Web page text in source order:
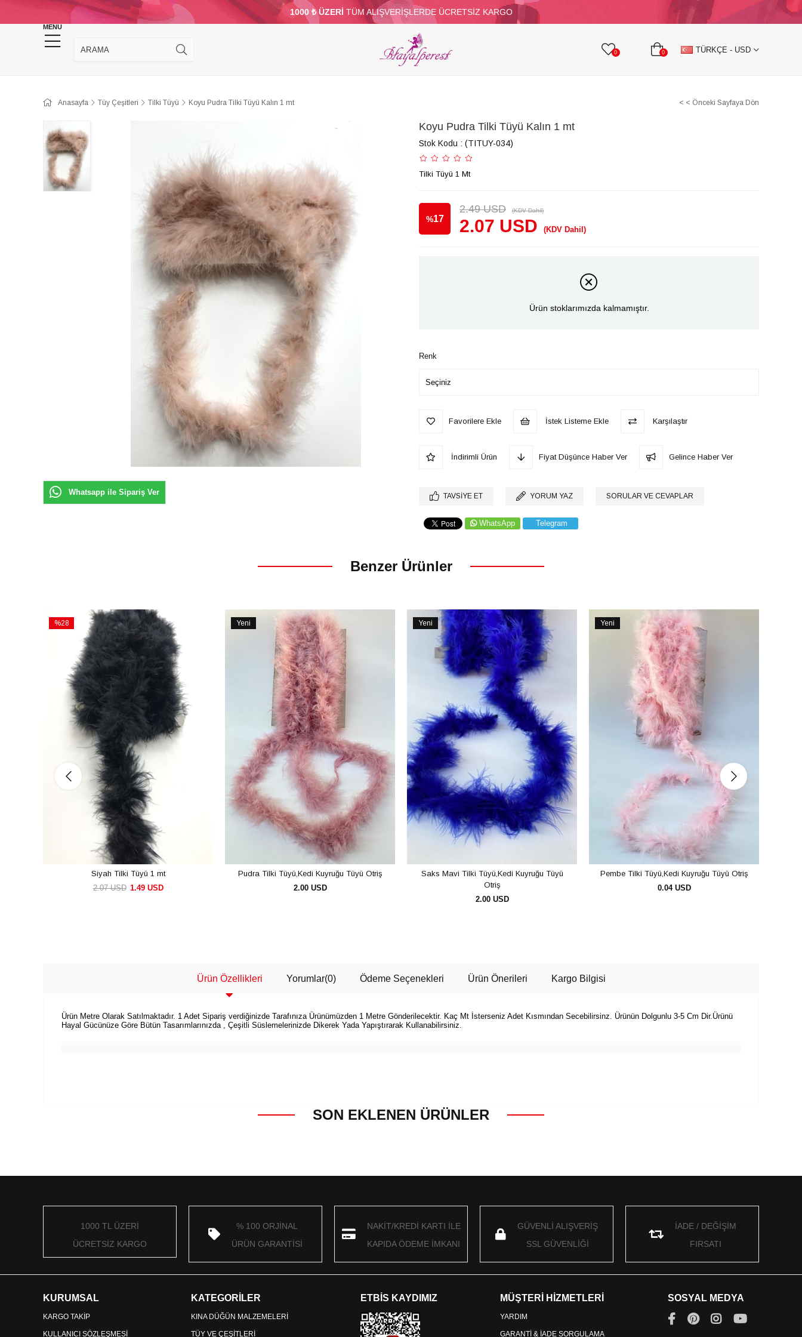
1000 ₺ ÜZERİ TÜM ALIŞVERİŞLERDE ÜCRETSİZ KARGO
MENU
0 0 TÜRKÇE - USD
KINA DÜĞÜN MALZEMELERİ TAKI MALZEMELERİ PARTİ VE SÜS MALZEMELERİ TÜY BONCUKLAR TAŞLI TEKSTİL AKSESUARLARI
TOPTAN DİĞER
Anasayfa Tüy Çeşitleri Tilki Tüyü Koyu Pudra Tilki Tüyü Kalın 1 mt < < Önceki Sayfaya Dön
Whatsapp ile Sipariş Ver
Koyu Pudra Tilki Tüyü Kalın 1 mt
Stok Kodu (TITUY-034)
Tilki Tüyü 1 Mt
%17
2.49 USD (KDV Dahil)
2.07 USD (KDV Dahil)
Ürün stoklarımızda kalmamıştır.
Renk
Favorilere Ekle İstek Listeme Ekle Karşılaştır
İndirimli Ürün Fiyat Düşünce Haber Ver Gelince Haber Ver
TAVSIYE ET YORUM YAZ SORULAR VE CEVAPLAR
WhatsApp Telegram
Benzer Ürünler
%28
%28İndirim
Siyah Tilki Tüyü 1 mt
1.49 USD
2.07 USD
Yeni
Pudra Tilki Tüyü,Kedi Kuyruğu Tüyü Otriş
2.00 USD
Yeni
Saks Mavi Tilki Tüyü,Kedi Kuyruğu Tüyü
Otriş
2.00 USD
Yeni
Pembe Tilki Tüyü,Kedi Kuyruğu Tüyü Otriş
0.04 USD
Ürün Özellikleri Yorumlar(0) Ödeme Seçenekleri Ürün Önerileri Kargo Bilgisi
Ürün Metre Olarak Satılmaktadır. 1 Adet Sipariş verdiğinizde Tarafınıza Ürünümüzden 1 Metre Gönderilecektir. Kaç Mt İsterseniz Adet Kısmından Secebilirsinz. Ürünün Dolgunlu 3-5 Cm Dir.Ürünü
Hayal Gücünüze Göre Bütün Tasarımlarınızda , Çeşitli Süslemelerinizde Dikerek Yada Yapıştırarak Kullanabilirsiniz.
SON EKLENEN ÜRÜNLER
1000 TL ÜZERİ
ÜCRETSİZ KARGO
% 100 ORJİNAL
ÜRÜN GARANTİSİ
NAKİT/KREDİ KARTI İLE
KAPIDA ÖDEME İMKANI
GÜVENLİ ALIŞVERİŞ
SSL GÜVENLİĞİ
İADE / DEĞİŞİM
FIRSATI
KURUMSAL
KARGO TAKİP
KULLANICI SÖZLEŞMESİ
KATEGORİLER
KINA DÜĞÜN MALZEMELERİ
TÜY VE ÇEŞİTLERİ
ETBİS KAYDIMIZ MÜŞTERİ HİZMETLERİ
YARDIM
GARANTİ & İADE SORGULAMA
SOSYAL MEDYA